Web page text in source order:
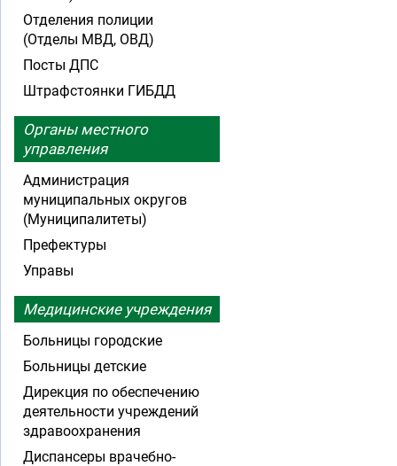
Отделения полиции
(Отделы МВД, ОВД)
Посты ДПС
Штрафстоянки ГИБДД
Органы местного
управления
Администрация
муниципальных округов
(Муниципалитеты)
Префектуры
Управы
Медицинские учреждения
Больницы городские
Больницы детские
Дирекция по обеспечению
деятельности учреждений
здравоохранения
Диспансеры врачебно-